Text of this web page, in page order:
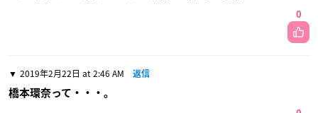
0
2019年2月22日 at 2:46 AM 返信
橋本環奈って・・・。